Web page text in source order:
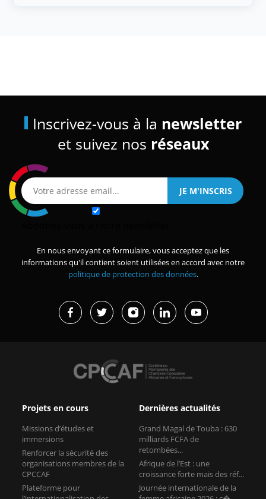
Inscrivez-vous à la newsletter
et suivez nos réseaux
En nous envoyant ce formulaire, vous acceptez que les
informations qu'il contient soient utilisées en accord avec notre
politique de protection des données.
Projets en cours
Missions d’études et
immersions
Renforcer la sécurité des
organisations membres de la
CPCCAF
Plateforme pour
Dernières actualités
Grand Magal de Touba : 630
milliards FCFA de
retombées...
Afrique de l’Est : une
croissance forte mais des réf...
Journée internationale de la